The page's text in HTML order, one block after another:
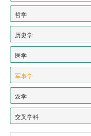
哲学
历史学
医学
军事学
农学
交叉学科